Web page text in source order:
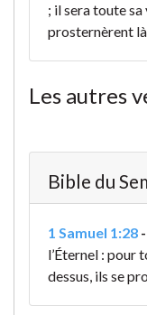
; il sera toute sa
prosternèrent
Les autres
Bible du
1 Samuel 1:28 -
l’Éternel : pour
dessus, ils se